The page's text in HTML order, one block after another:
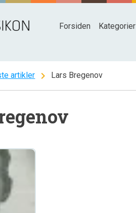
Forsiden Kategorier
artikler chevron_right Lars Bregenov